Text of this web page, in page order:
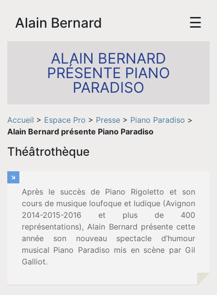
Accueil
Biographie
Vidéos
Tournée
Alain Bernard ☰
ALAIN BERNARD
PRÉSENTE PIANO
PARADISO
Accueil > Espace Pro > Presse > Piano Paradiso >
Alain Bernard présente Piano Paradiso
Théâtrothèque
Après le succès de Piano Rigoletto et son
cours de musique loufoque et ludique (Avignon
2014-2015-2016 et plus de 400
représentations), Alain Bernard présente cette
année son nouveau spectacle d’humour
musical Piano Paradiso mis en scène par Gil
Galliot.